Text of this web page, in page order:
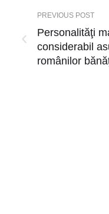
PREVIOUS POST
Personalităţi
considerabil
românilor